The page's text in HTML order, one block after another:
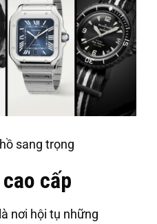
sang trọng
cấp
nơi hội tụ những